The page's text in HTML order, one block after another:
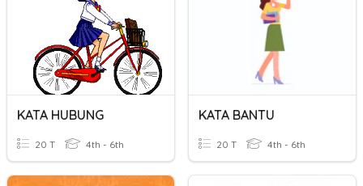
KATA HUBUNG
20 T 4th - 6th
KATA BANTU
20 T 4th - 6th